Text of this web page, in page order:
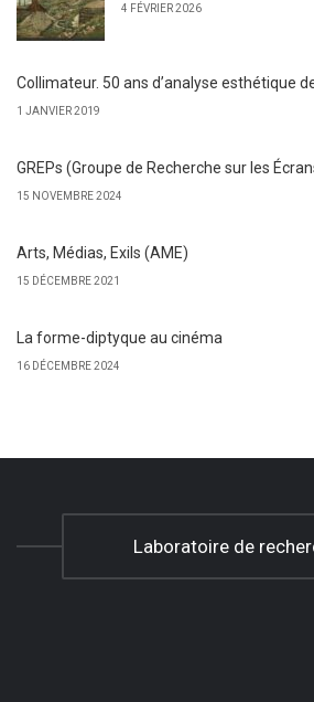
4 FÉVRIER 2026
Collimateur. 50 ans d’analyse esthétique
1 JANVIER 2019
GREPs (Groupe de Recherche sur les
15 NOVEMBRE 2024
Arts, Médias, Exils (AME)
15 DÉCEMBRE 2021
La forme-diptyque au cinéma
16 DÉCEMBRE 2024
Laboratoire de